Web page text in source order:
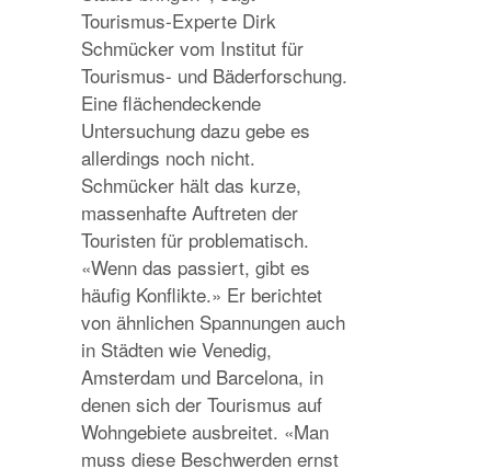
Tourismus-Experte Dirk
Schmücker vom Institut für
Tourismus- und Bäderforschung.
Eine flächendeckende
Untersuchung dazu gebe es
allerdings noch nicht.
Schmücker hält das kurze,
massenhafte Auftreten der
Touristen für problematisch.
«Wenn das passiert, gibt es
häufig Konflikte.» Er berichtet
von ähnlichen Spannungen auch
in Städten wie Venedig,
Amsterdam und Barcelona, in
denen sich der Tourismus auf
Wohngebiete ausbreitet. «Man
muss diese Beschwerden ernst